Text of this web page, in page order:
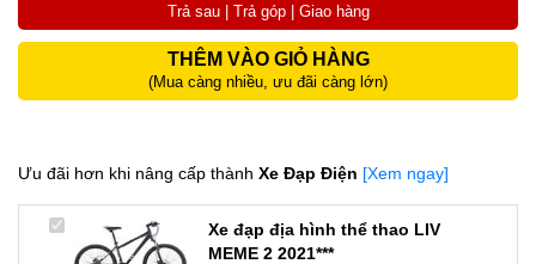
Trả sau | Trả góp | Giao hàng
THÊM VÀO GIỎ HÀNG
(Mua càng nhiều, ưu đãi càng lớn)
Ưu đãi hơn khi nâng cấp thành Xe Đạp Điện [Xem ngay]
Xe đạp địa hình thể thao LIV
MEME 2 2021***